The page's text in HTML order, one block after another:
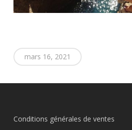
mars 16, 2021
Conditions générales de ventes